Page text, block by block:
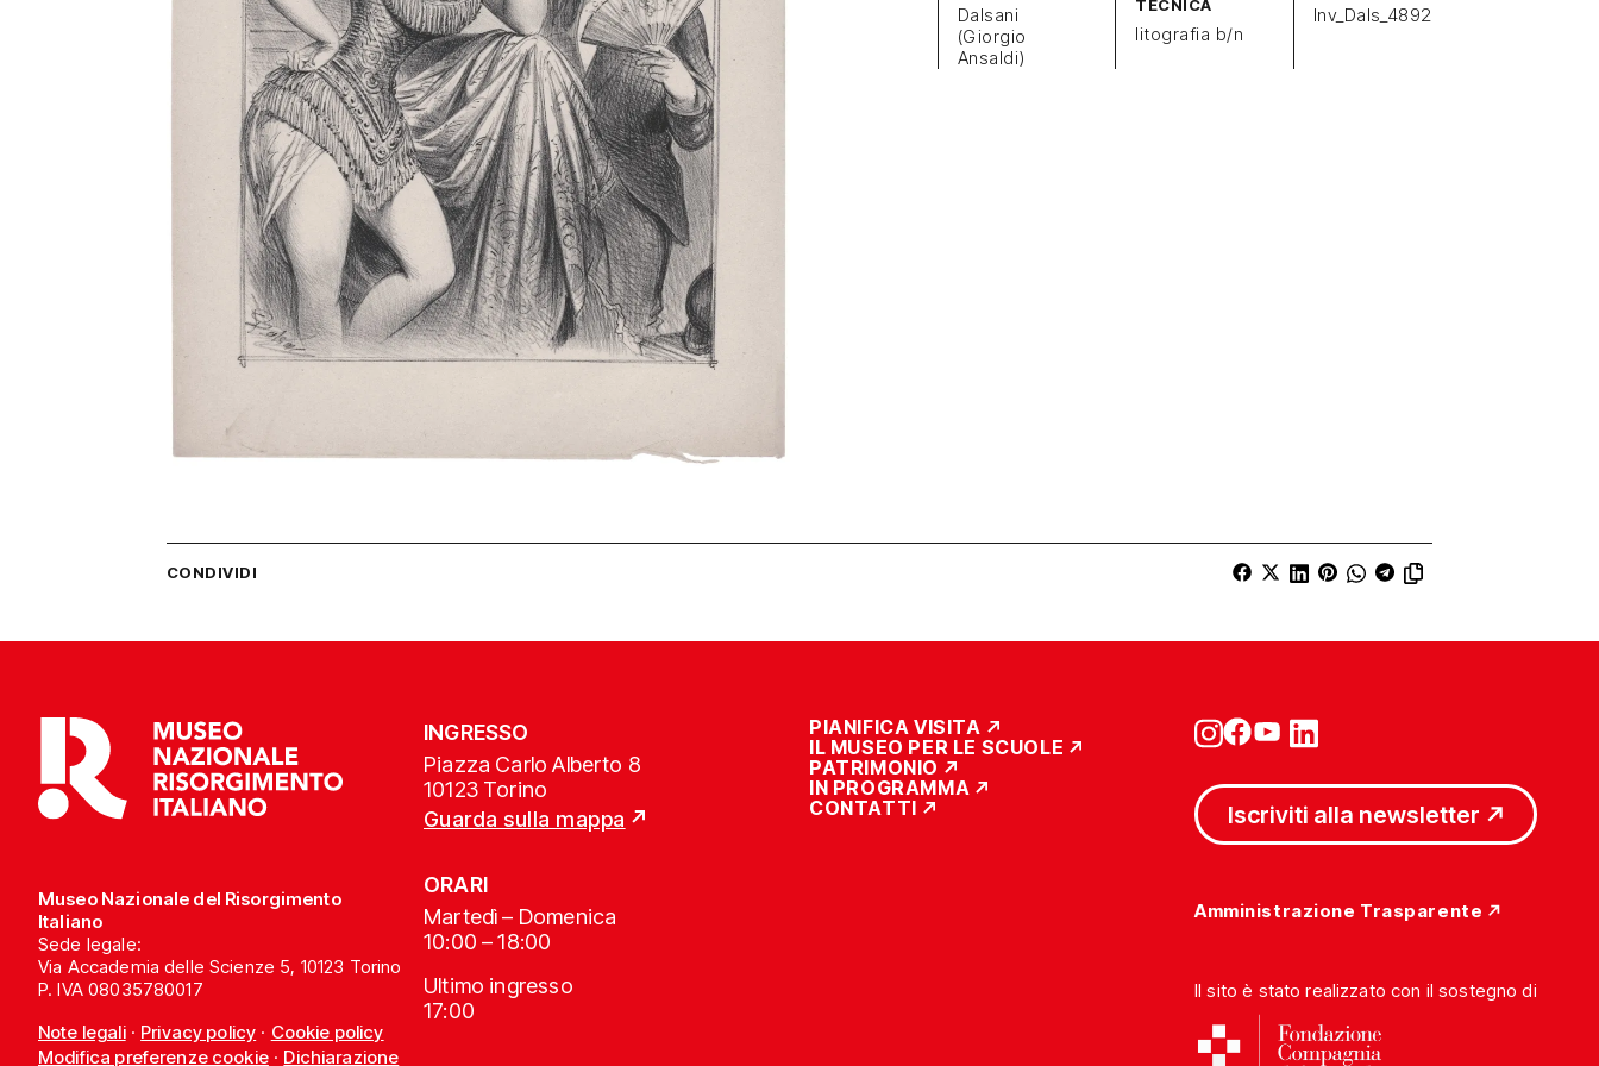
Dalsani
(Giorgio
Ansaldi)
TECNICA
litografia b/n
Inv_Dals_4892
CONDIVIDI
Museo Nazionale del Risorgimento
Italiano
Sede legale:
Via Accademia delle Scienze 5, 10123 Torino
P. IVA 08035780017
Note legali· Privacy policy · Cookie policy
Modifica preferenze cookie· Dichiarazione
INGRESSO
Piazza Carlo Alberto 8
10123 Torino
Guarda sulla mappa
ORARI
Martedì – Domenica
10:00 – 18:00
Ultimo ingresso
17:00
PIANIFICA VISITA
IL MUSEO PER LE SCUOLE
PATRIMONIO
IN PROGRAMMA
CONTATTI
Iscriviti alla newsletter
Amministrazione Trasparente
Il sito è stato realizzato con il sostegno di